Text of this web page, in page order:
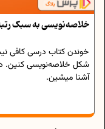
خلاصه‌نویسی به سبک
خوندن کتاب درسی کافی
شکل خلاصه‌نویسی کنین.
آشنا میشین.